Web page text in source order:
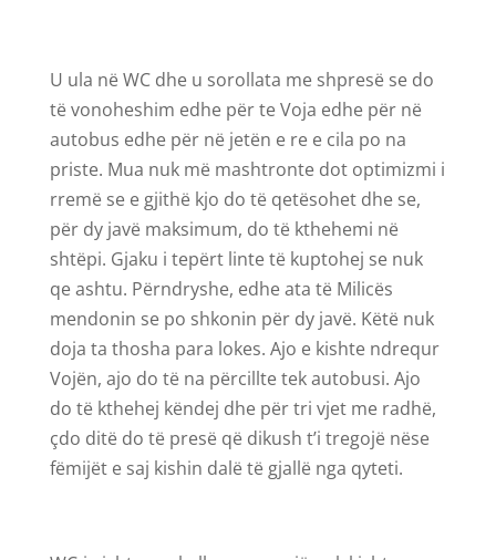
U ula në WC dhe u sorollata me shpresë se do
të vonoheshim edhe për te Voja edhe për në
autobus edhe për në jetën e re e cila po na
priste. Mua nuk më mashtronte dot optimizmi i
rremë se e gjithë kjo do të qetësohet dhe se,
për dy javë maksimum, do të kthehemi në
shtëpi. Gjaku i tepërt linte të kuptohej se nuk
qe ashtu. Përndryshe, edhe ata të Milicës
mendonin se po shkonin për dy javë. Këtë nuk
doja ta thosha para lokes. Ajo e kishte ndrequr
Vojën, ajo do të na përcillte tek autobusi. Ajo
do të kthehej këndej dhe për tri vjet me radhë,
çdo ditë do të presë që dikush t’i tregojë nëse
fëmijët e saj kishin dalë të gjallë nga qyteti.